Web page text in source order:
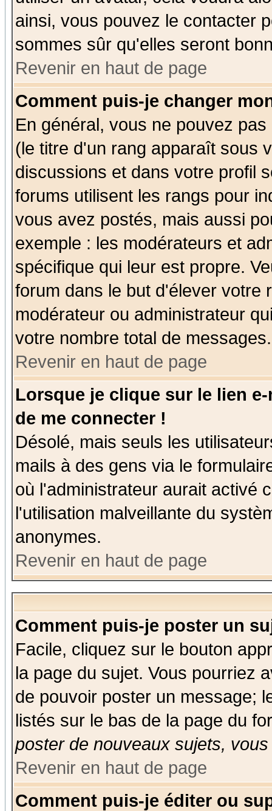
ainsi, vous pouvez le contacter
sommes sûr qu'elles seront
Revenir en haut de page
Comment puis-je changer
En général, vous ne pouvez
(le titre d'un rang apparaît sous
discussions et dans votre profil
forums utilisent les rangs pour
vous avez postés, mais aussi
exemple : les modérateurs et
spécifique qui leur est propre.
forum dans le but d'élever votre
modérateur ou administrateur
votre nombre total de messages.
Revenir en haut de page
Lorsque je clique sur le lien
de me connecter !
Désolé, mais seuls les
mails à des gens via le
où l'administrateur aurait activé
l'utilisation malveillante du
anonymes.
Revenir en haut de page
Comment puis-je poster un
Facile, cliquez sur le bouton
la page du sujet. Vous pourriez
de pouvoir poster un message;
listés sur le bas de la page du
poster de nouveaux sujets,
Revenir en haut de page
Comment puis-je éditer ou